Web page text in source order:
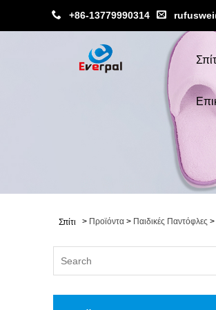
+86-13779990314
Σπίτι > Προϊόντα > Παιδικές Παντόφλες >